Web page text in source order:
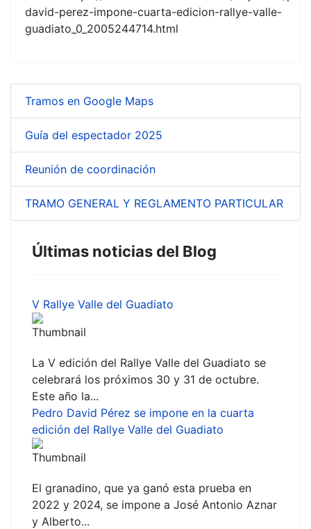
david-perez-impone-cuarta-edicion-rallye-valle-
guadiato_0_2005244714.html
Tramos en Google Maps
Guía del espectador 2025
Reunión de coordinación
TRAMO GENERAL Y REGLAMENTO PARTICULAR
Últimas noticias del Blog
V Rallye Valle del Guadiato
La V edición del Rallye Valle del Guadiato se
celebrará los próximos 30 y 31 de octubre.
Este año la...
Pedro David Pérez se impone en la cuarta
edición del Rallye Valle del Guadiato
El granadino, que ya ganó esta prueba en
2022 y 2024, se impone a José Antonio Aznar
y Alberto...